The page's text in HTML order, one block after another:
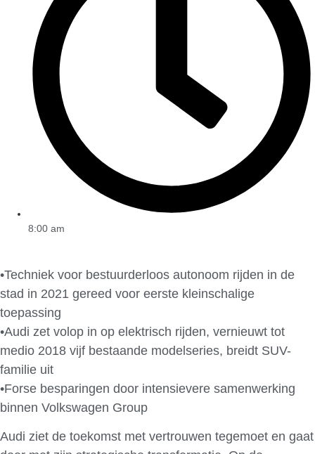
8:00 am
•Techniek voor bestuurderloos autonoom rijden in de
stad in 2021 gereed voor eerste kleinschalige
toepassing
•Audi zet volop in op elektrisch rijden, vernieuwt tot
medio 2018 vijf bestaande modelseries, breidt SUV-
familie uit
•Forse besparingen door intensievere samenwerking
binnen Volkswagen Group
Audi ziet de toekomst met vertrouwen tegemoet en gaat